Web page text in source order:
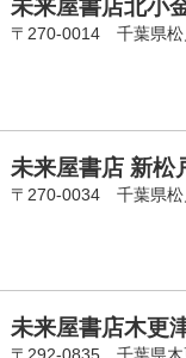
未来屋書店北小
〒270-0014 千葉県松
未来屋書店 新松
〒270-0034 千葉県松
未来屋書店木更